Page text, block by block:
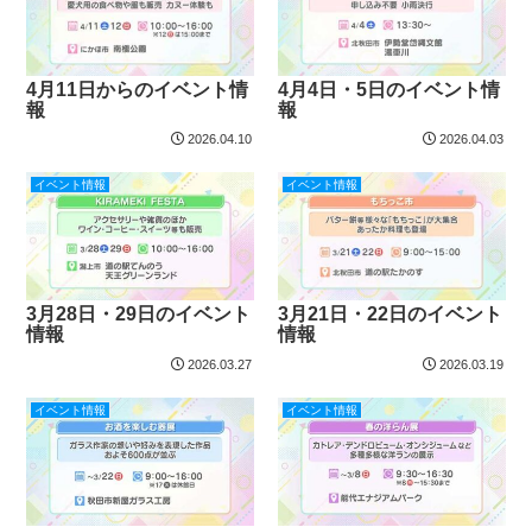
4月11日からのイベント情
報
2026.04.10
4月4日・5日のイベント情
報
2026.04.03
イベント情報
3月28日・29日のイベント
情報
2026.03.27
イベント情報
3月21日・22日のイベント
情報
2026.03.19
イベント情報 イベント情報